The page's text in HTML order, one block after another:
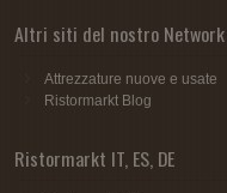
Altri siti del nostro Network
Attrezzature nuove e usate
Ristormarkt Blog
Ristormarkt IT, ES, DE